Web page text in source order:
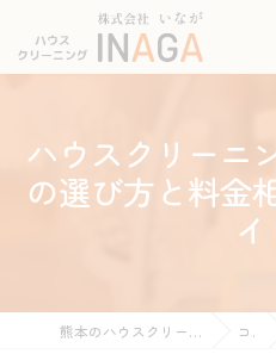
ハウスクリーニ
の選び方と料金
熊本のハウスクリーニングなら株式会社INAGA コラム